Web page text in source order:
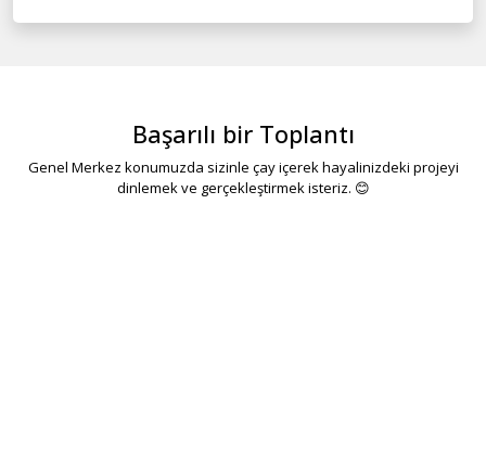
Başarılı bir Toplantı
Genel Merkez konumuzda sizinle çay içerek hayalinizdeki projeyi
dinlemek ve gerçekleştirmek isteriz. 😊